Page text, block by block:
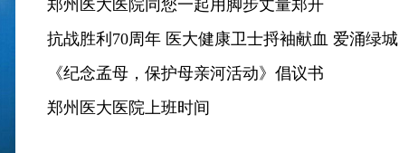
郑州医大医院同您一起用脚步丈量郑开
抗战胜利70周年 医大健康卫士捋袖献血 爱涌绿城
《纪念孟母，保护母亲河活动》倡议书
郑州医大医院上班时间